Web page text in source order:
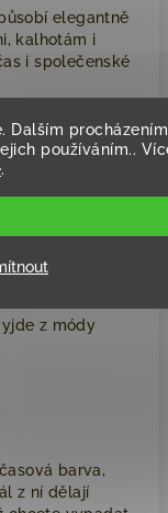
Dalším procházením
používáním..
.
elegantně
kalhotám i
i společenské
z módy
barva,
z ní dělají